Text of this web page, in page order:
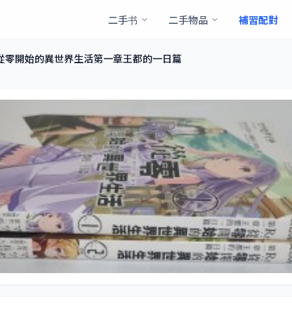
二手书 二手物品 補習配對
零開始的異世界生活第一章王都的一日篇